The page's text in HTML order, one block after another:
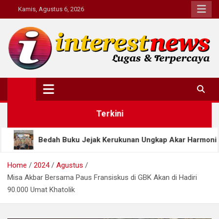
to
content
Kamis, Agustus 6, 2026
Interestnews.or.id
Terkini
Jejak Kerukunan Ungkap Akar Harmoni Klaten Sejak Abad
Home 2024
Agustus
Misa Akbar Bersama Paus Fransiskus di GBK Akan di Hadiri
90.000 Umat Khatolik